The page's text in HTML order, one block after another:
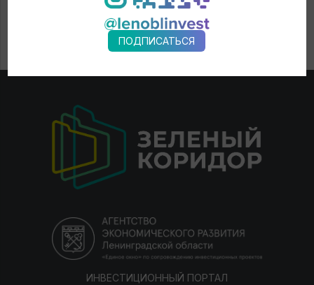
ИНВЕСТИЦИОННЫЙ ПОРТАЛ
ПОДПИСАТЬСЯ